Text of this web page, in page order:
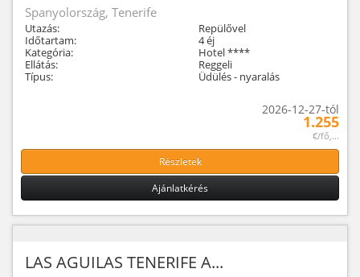
Spanyolország, Tenerife
Utazás:
Repülővel
Időtartam:
4 éj
Kategória:
Hotel ****
Ellátás:
Reggeli
Típus:
Üdülés - nyaralás
2026-12-27-tól
1.255
€/fő,...
Részletek
Ajánlatkérés
LAS AGUILAS TENERIFE A...